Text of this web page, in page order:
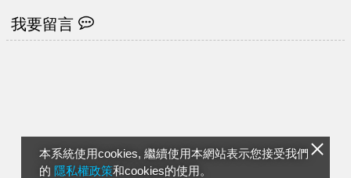
本系統使用cookies, 繼續使用本網站表示您接受我們
的 隱私權政策和cookies的使用。
我要留言